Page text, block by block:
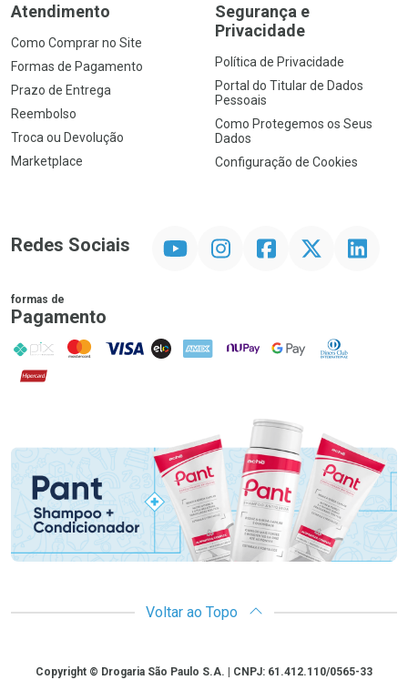
Atendimento
Como Comprar no Site
Formas de Pagamento
Prazo de Entrega
Reembolso
Troca ou Devolução
Marketplace
Segurança e
Privacidade
Política de Privacidade
Portal do Titular de Dados
Pessoais
Como Protegemos os Seus
Dados
Configuração de Cookies
Redes Sociais InstagramFacebook Linkedin
formas de
Pagamento
PIX MasterCard
VISA ELO AMEX NuPay Google PayDiners Club
Hipercard
Promoção em Destaque
Voltar ao Topo
CopyrightCopyright © Drogaria São Paulo S.A. | CNPJ: 61.412.110/0565-33